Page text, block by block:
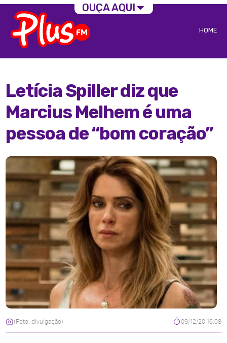
HOME
Letícia Spiller diz que
Marcius Melhem é uma
pessoa de “bom coração”
(Foto: divulgação) 09/12/20 16:08
OUÇA AQUI